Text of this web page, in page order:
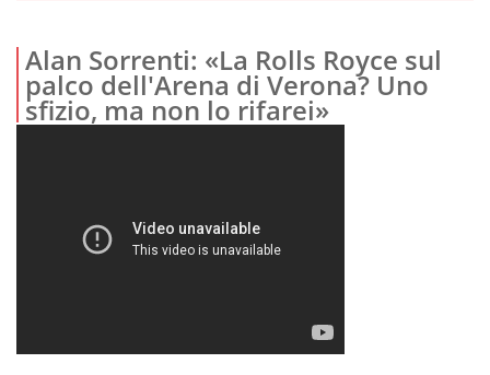
Alan Sorrenti: «La Rolls Royce sul
palco dell'Arena di Verona? Uno
sfizio, ma non lo rifarei»